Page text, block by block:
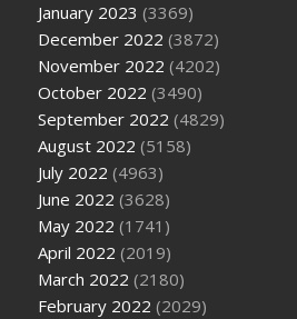
January 2023 (3369)
December 2022 (3872)
November 2022 (4202)
October 2022 (3490)
September 2022 (4829)
August 2022 (5158)
July 2022 (4963)
June 2022 (3628)
May 2022 (1741)
April 2022 (2019)
March 2022 (2180)
February 2022 (2029)